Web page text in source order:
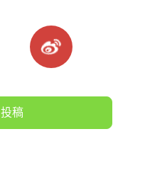
投稿